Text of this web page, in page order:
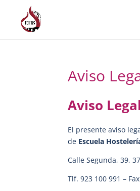
Aviso
Aviso Legal
El presente aviso
de Escuela
Calle Segunda, 39,
Tlf. 923 100 991 –